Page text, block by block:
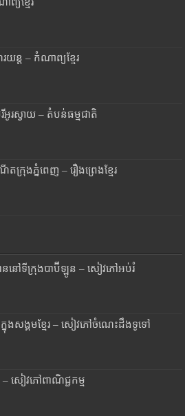
ន្ត – កំណាព្យខ្មែរ
អូរស្វាយ – តំបន់ធម្មជាតិ
ក្រុងភ្នំពេញ – រឿងព្រេងខ្មែរ
ននៅទីក្រុងបាប៊ីឡូន – សៀវភៅអប់រំ
ងសង្គមខ្មែរ – សៀវភៅចំណេះដឹងទូទៅ
– សៀវភៅពាណិជ្ជកម្ម